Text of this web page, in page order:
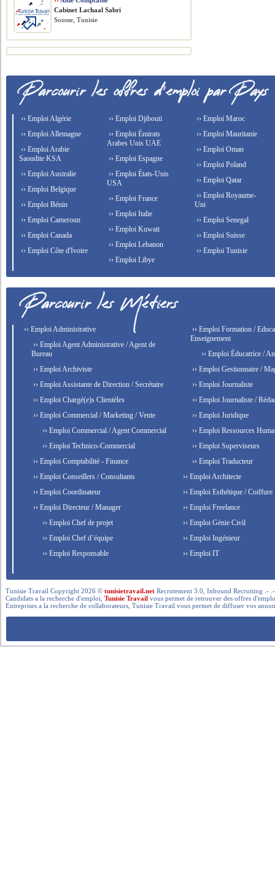
Cabinet Lachaal Sabri
Sousse, Tunisie
›› Emploi Algérie
›› Emploi Allemagne
›› Emploi Arabie
Saoudite KSA
›› Emploi Australie
›› Emploi Belgique
›› Emploi Bénin
›› Emploi Cameroun
›› Emploi Canada
›› Emploi Côte d'Ivoire
›› Emploi Djibouti
›› Emploi Émirats
Arabes Unis UAE
›› Emploi Espagne
›› Emploi États-Unis
USA
›› Emploi France
›› Emploi Italie
›› Emploi Kuwait
›› Emploi Lebanon
›› Emploi Libye
›› Emploi Maroc
›› Emploi Mauritanie
›› Emploi Oman
›› Emploi Poland
›› Emploi Qatar
›› Emploi Royaume-
Uni
›› Emploi Senegal
›› Emploi Suisse
›› Emploi Tunisie
›› Emploi Administrative
›› Emploi Agent Administrative / Agent de
Bureau
›› Emploi Archiviste
›› Emploi Assistante de Direction / Secrétaire
›› Emploi Chargé(e)s Clientèles
›› Emploi Commercial / Marketing / Vente
›› Emploi Commercial / Agent Commercial
›› Emploi Technico-Commercial
›› Emploi Comptabilité - Finance
›› Emploi Conseillers / Consultants
›› Emploi Coordinateur
›› Emploi Directeur / Manager
›› Emploi Chef de projet
›› Emploi Chef d’équipe
›› Emploi Responsable
›› Emploi Formation /
Enseignement
›› Emploi Éducatrice /
›› Emploi Gestionnaire /
›› Emploi Journaliste
›› Emploi Journaliste /
›› Emploi Juridique
›› Emploi Ressources
›› Emploi Superviseurs
›› Emploi Traducteur
›› Emploi Architecte
›› Emploi Esthétique / Coiffure
›› Emploi Freelance
›› Emploi Génie Civil
›› Emploi Ingénieur
›› Emploi IT
Tunisie Travail Copyright 2026 ©tunisietravail.net Recrutement 3.0, Inbound Recruiting .-
Candidats a la recherche d'emploi,Tunisie Travail vous permet de retrouver des offres
Entreprises a la recherche de collaborateurs, Tunisie Travail vous permet de diffuser vos